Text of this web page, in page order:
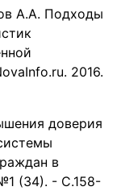
А.А. Подходы
2016.
доверия
в
(34). - С.158-